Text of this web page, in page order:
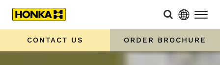
CONTACT US ORDER BROCHURE